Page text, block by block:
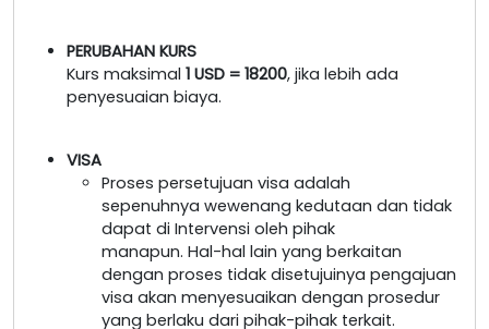
PERUBAHAN KURS
Kurs maksimal 1 USD = 18200, jika lebih ada
penyesuaian biaya.
VISA
Proses persetujuan visa adalah
sepenuhnya wewenang kedutaan dan tidak
dapat di Intervensi oleh pihak
manapun. Hal-hal lain yang berkaitan
dengan proses tidak disetujuinya pengajuan
visa akan menyesuaikan dengan prosedur
yang berlaku dari pihak-pihak terkait.